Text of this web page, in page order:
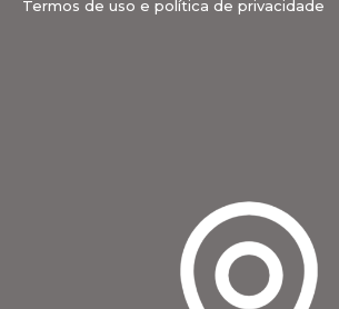
Termos de uso e política de privacidade